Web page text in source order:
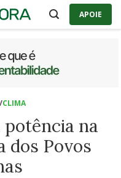
APOIE
/CLIMA
potência na
dos Povos